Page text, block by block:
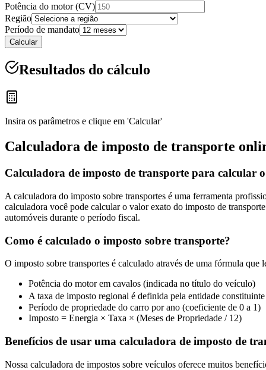
Potência do motor (CV)
Região
Período de mandato
Calcular
Resultados do cálculo
Insira os parâmetros e clique em 'Calcular'
Calculadora de imposto de transporte
Calculadora de imposto de transporte para calcular
A calculadora do imposto sobre transportes é uma ferramenta
calculadora você pode calcular o valor exato do imposto de
automóveis durante o período fiscal.
Como é calculado o imposto sobre transporte?
O imposto sobre transportes é calculado através de uma fórmula
Potência do motor em cavalos (indicada no título do veículo)
A taxa de imposto regional é definida pela entidade
Período de propriedade do carro por ano (coeficiente de 0 a 1)
Imposto = Energia × Taxa × (Meses de Propriedade / 12)
Benefícios de usar uma calculadora de imposto de
Nossa calculadora de impostos sobre veículos oferece muitos